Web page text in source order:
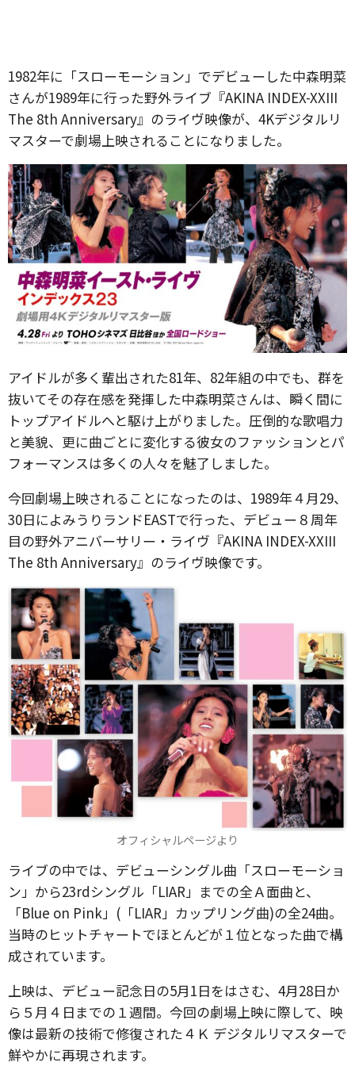
1982年に「スローモーション」でデビューした中森明菜
さんが1989年に行った野外ライブ『AKINA INDEX-XXIII
The 8th Anniversary』のライヴ映像が、4Kデジタルリ
マスターで劇場上映されることになりました。
アイドルが多く輩出された81年、82年組の中でも、群を
抜いてその存在感を発揮した中森明菜さんは、瞬く間に
トップアイドルへと駆け上がりました。圧倒的な歌唱力
と美貌、更に曲ごとに変化する彼女のファッションとパ
フォーマンスは多くの人々を魅了しました。
今回劇場上映されることになったのは、1989年４月29、
30日によみうりランドEASTで行った、デビュー８周年
目の野外アニバーサリー・ライヴ『AKINA INDEX-XXIII
The 8th Anniversary』のライヴ映像です。
オフィシャルページより
ライブの中では、デビューシングル曲「スローモーショ
ン」から23rdシングル「LIAR」までの全Ａ面曲と、
「Blue on Pink」(「LIAR」カップリング曲)の全24曲。
当時のヒットチャートでほとんどが１位となった曲で構
成されています。
上映は、デビュー記念日の5月1日をはさむ、4月28日か
ら５月４日までの１週間。今回の劇場上映に際して、映
像は最新の技術で修復された４Ｋ デジタルリマスターで
鮮やかに再現されます。